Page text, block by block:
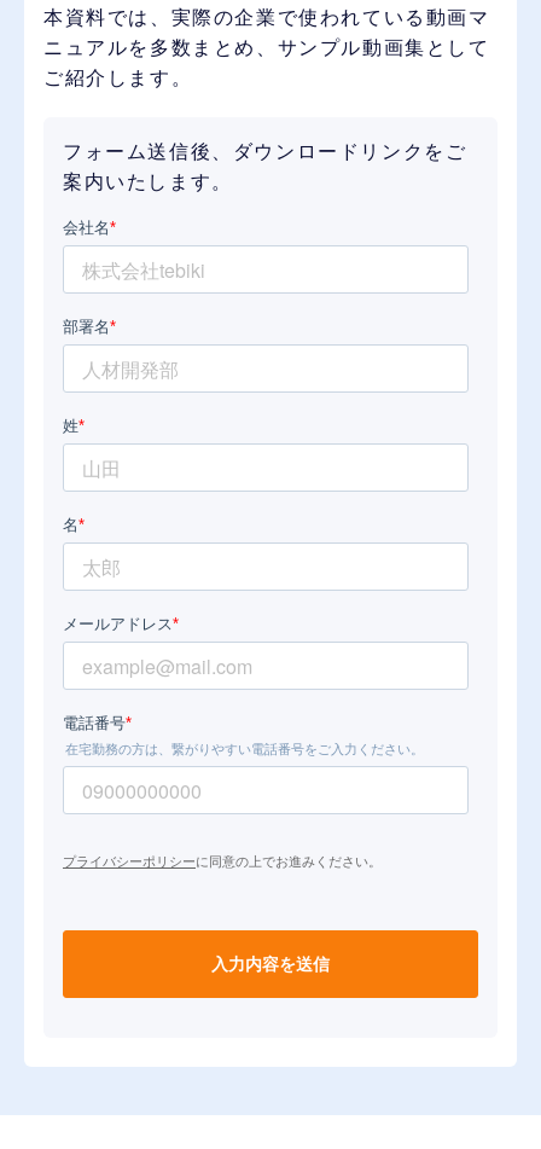
本資料では、実際の企業で使われている動画マ
ニュアルを多数まとめ、サンプル動画集として
ご紹介します。
フォーム送信後、ダウンロードリンクをご
案内いたします。